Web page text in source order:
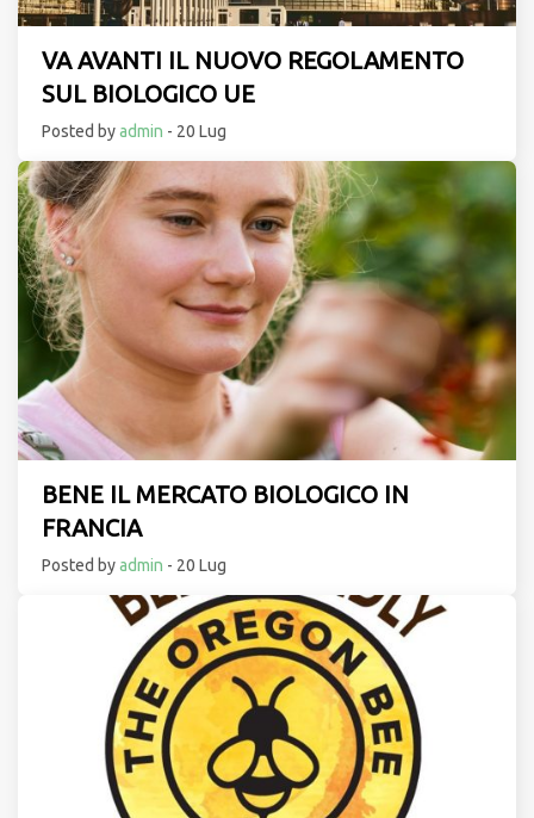
VA AVANTI IL NUOVO REGOLAMENTO
SUL BIOLOGICO UE
Posted byadmin - 20 Lug
BENE IL MERCATO BIOLOGICO IN
FRANCIA
Posted byadmin - 20 Lug